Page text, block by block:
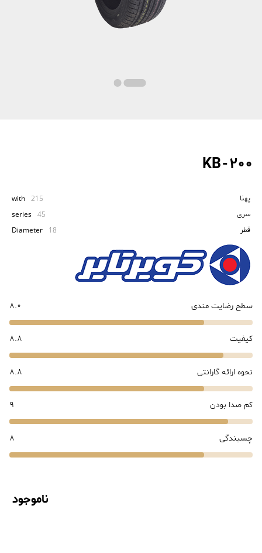
KB - 200
سطح رضایت مندی 8.0
کیفیت 8.8
نحوه ارائه گارانتی 8.8
کم صدا بودن 9
چسبندگی 8
ناموجود
پهنا with 215
سری series 45
قطر Diameter 18